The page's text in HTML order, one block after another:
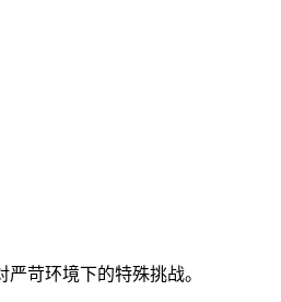
苛环境下的特殊挑战。